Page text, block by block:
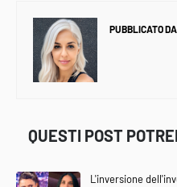
PUBBLICATO DA
QUESTI POST
L'inversione